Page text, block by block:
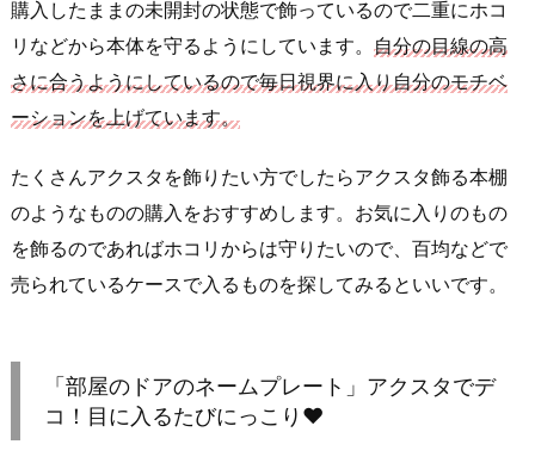
購入したままの未開封の状態で飾っているので二重にホコ
リなどから本体を守るようにしています。 自分の目線の高
さに合うようにしているので毎日視界に入り自分のモチベ
ーションを上げています。
たくさんアクスタを飾りたい方でしたらアクスタ飾る本棚
のようなものの購入をおすすめします。お気に入りのもの
を飾るのであればホコリからは守りたいので、百均などで
売られているケースで入るものを探してみるといいです。
「部屋のドアのネームプレート」アクスタでデ
コ！目に入るたびにっこり♥